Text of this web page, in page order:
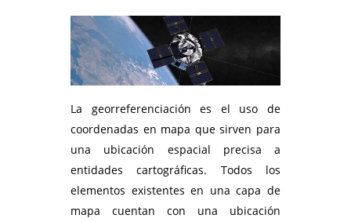
La georreferenciación es el uso de
coordenadas en mapa que sirven para
una ubicación espacial precisa a
entidades cartográficas. Todos los
elementos existentes en una capa de
mapa cuentan con una ubicación